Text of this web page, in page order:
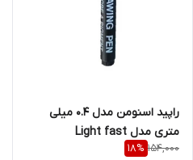
راپید اسنومن مدل 0.4 میلی
متری مدل Light fast
SNOWMAN
154,000
18%